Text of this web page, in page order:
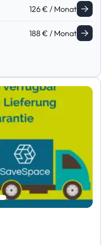
126 € / Monat
188 € / Monat